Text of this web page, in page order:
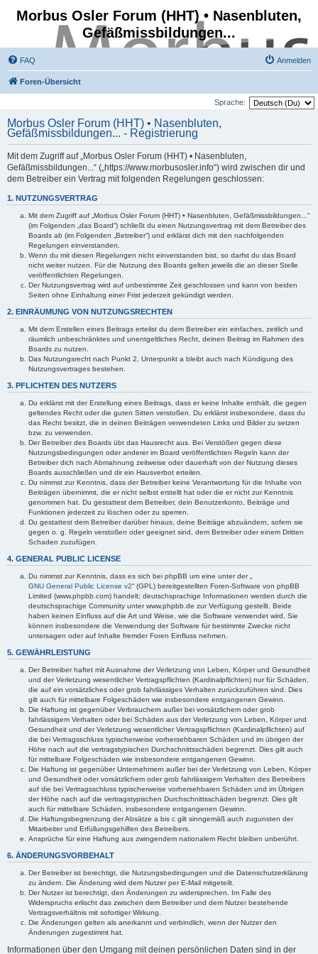
Morbus Osler Forum (HHT) • Nasenbluten,
Gefäßmissbildungen...
FAQ Anmelden
Foren-Übersicht
Sprache:
Morbus Osler Forum (HHT) • Nasenbluten,
Gefäßmissbildungen... - Registrierung
Mit dem Zugriff auf „Morbus Osler Forum (HHT) • Nasenbluten,
Gefäßmissbildungen...“ („https://www.morbusosler.info“) wird zwischen dir und
dem Betreiber ein Vertrag mit folgenden Regelungen geschlossen:
1. NUTZUNGSVERTRAG
Mit dem Zugriff auf „Morbus Osler Forum (HHT) • Nasenbluten, Gefäßmissbildungen...“
(im Folgenden „das Board“) schließt du einen Nutzungsvertrag mit dem Betreiber des
Boards ab (im Folgenden „Betreiber“) und erklärst dich mit den nachfolgenden
Regelungen einverstanden.
Wenn du mit diesen Regelungen nicht einverstanden bist, so darfst du das Board
nicht weiter nutzen. Für die Nutzung des Boards gelten jeweils die an dieser Stelle
veröffentlichten Regelungen.
Der Nutzungsvertrag wird auf unbestimmte Zeit geschlossen und kann von beiden
Seiten ohne Einhaltung einer Frist jederzeit gekündigt werden.
2. EINRÄUMUNG VON NUTZUNGSRECHTEN
Mit dem Erstellen eines Beitrags erteilst du dem Betreiber ein einfaches, zeitlich und
räumlich unbeschränktes und unentgeltliches Recht, deinen Beitrag im Rahmen des
Boards zu nutzen.
Das Nutzungsrecht nach Punkt 2, Unterpunkt a bleibt auch nach Kündigung des
Nutzungsvertrages bestehen.
3. PFLICHTEN DES NUTZERS
Du erklärst mit der Erstellung eines Beitrags, dass er keine Inhalte enthält, die gegen
geltendes Recht oder die guten Sitten verstoßen. Du erklärst insbesondere, dass du
das Recht besitzt, die in deinen Beiträgen verwendeten Links und Bilder zu setzen
bzw. zu verwenden.
Der Betreiber des Boards übt das Hausrecht aus. Bei Verstößen gegen diese
Nutzungsbedingungen oder anderer im Board veröffentlichten Regeln kann der
Betreiber dich nach Abmahnung zeitweise oder dauerhaft von der Nutzung dieses
Boards ausschließen und dir ein Hausverbot erteilen.
Du nimmst zur Kenntnis, dass der Betreiber keine Verantwortung für die Inhalte von
Beiträgen übernimmt, die er nicht selbst erstellt hat oder die er nicht zur Kenntnis
genommen hat. Du gestattest dem Betreiber, dein Benutzerkonto, Beiträge und
Funktionen jederzeit zu löschen oder zu sperren.
Du gestattest dem Betreiber darüber hinaus, deine Beiträge abzuändern, sofern sie
gegen o. g. Regeln verstoßen oder geeignet sind, dem Betreiber oder einem Dritten
Schaden zuzufügen.
4. GENERAL PUBLIC LICENSE
Du nimmst zur Kenntnis, dass es sich bei phpBB um eine unter der „
GNU General Public License v2“ (GPL) bereitgestellten Foren-Software von phpBB
Limited (www.phpbb.com) handelt; deutschsprachige Informationen werden durch die
deutschsprachige Community unter www.phpbb.de zur Verfügung gestellt. Beide
haben keinen Einfluss auf die Art und Weise, wie die Software verwendet wird. Sie
können insbesondere die Verwendung der Software für bestimmte Zwecke nicht
untersagen oder auf Inhalte fremder Foren Einfluss nehmen.
5. GEWÄHRLEISTUNG
Der Betreiber haftet mit Ausnahme der Verletzung von Leben, Körper und Gesundheit
und der Verletzung wesentlicher Vertragspflichten (Kardinalpflichten) nur für Schäden,
die auf ein vorsätzliches oder grob fahrlässiges Verhalten zurückzuführen sind. Dies
gilt auch für mittelbare Folgeschäden wie insbesondere entgangenen Gewinn.
Die Haftung ist gegenüber Verbrauchern außer bei vorsätzlichem oder grob
fahrlässigem Verhalten oder bei Schäden aus der Verletzung von Leben, Körper und
Gesundheit und der Verletzung wesentlicher Vertragspflichten (Kardinalpflichten) auf
die bei Vertragsschluss typischerweise vorhersehbaren Schäden und im übrigen der
Höhe nach auf die vertragstypischen Durchschnittsschäden begrenzt. Dies gilt auch
für mittelbare Folgeschäden wie insbesondere entgangenen Gewinn.
Die Haftung ist gegenüber Unternehmern außer bei der Verletzung von Leben, Körper
und Gesundheit oder vorsätzlichem oder grob fahrlässigem Verhalten des Betreibers
auf die bei Vertragsschluss typischerweise vorhersehbaren Schäden und im Übrigen
der Höhe nach auf die vertragstypischen Durchschnittsschäden begrenzt. Dies gilt
auch für mittelbare Schäden, insbesondere entgangenen Gewinn.
Die Haftungsbegrenzung der Absätze a bis c gilt sinngemäß auch zugunsten der
Mitarbeiter und Erfüllungsgehilfen des Betreibers.
Ansprüche für eine Haftung aus zwingendem nationalem Recht bleiben unberührt.
6. ÄNDERUNGSVORBEHALT
Der Betreiber ist berechtigt, die Nutzungsbedingungen und die Datenschutzerklärung
zu ändern. Die Änderung wird dem Nutzer per E-Mail mitgeteilt.
Der Nutzer ist berechtigt, den Änderungen zu widersprechen. Im Falle des
Widerspruchs erlischt das zwischen dem Betreiber und dem Nutzer bestehende
Vertragsverhältnis mit sofortiger Wirkung.
Die Änderungen gelten als anerkannt und verbindlich, wenn der Nutzer den
Änderungen zugestimmt hat.
Informationen über den Umgang mit deinen persönlichen Daten sind in der